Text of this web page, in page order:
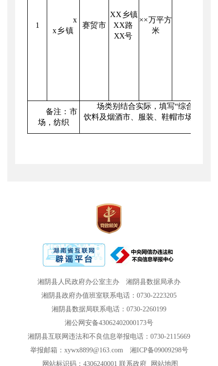
1
x
x乡镇
赛贸市
XX 乡镇
XX路
XX号
××万平方
米
备注：市
场，纺织
场类别结合实际，填写“综合市场”
饮料及烟酒市、服装、鞋帽市场，日
湘阴县人民政府办公室主办
湘阴县数据局承办
湘阴县政府办值班室联系电话：0730-2223205
湘阴县数据局联系电话：0730-2260199
湘公网安备43062402000173号
湘阴县互联网违法和不良信息举报电话：0730-2115669
举报邮箱：xywx8899@163.com
湘ICP备09009298号
网站标识码：4306240001 联系政府 网站地图